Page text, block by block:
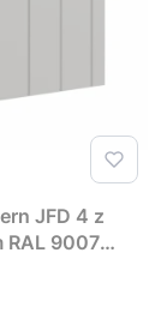
JFD 4 z
RAL 9007